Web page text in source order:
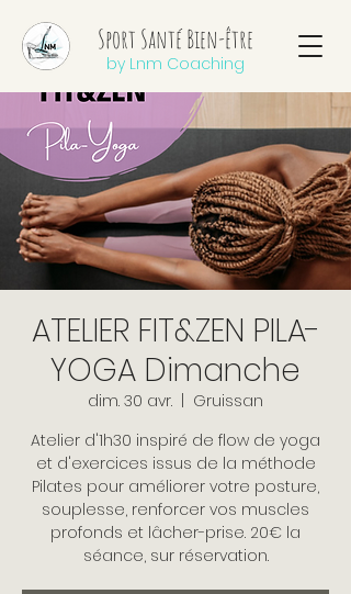
Sport Santé Bien-être
by Lnm Coaching
ATELIER FIT&ZEN PILA-
YOGA Dimanche
dim. 30 avr.
Gruissan
Atelier d'1h30 inspiré de flow de yoga
et d'exercices issus de la méthode
Pilates pour améliorer votre posture,
souplesse, renforcer vos muscles
profonds et lâcher-prise. 20€ la
séance, sur réservation.